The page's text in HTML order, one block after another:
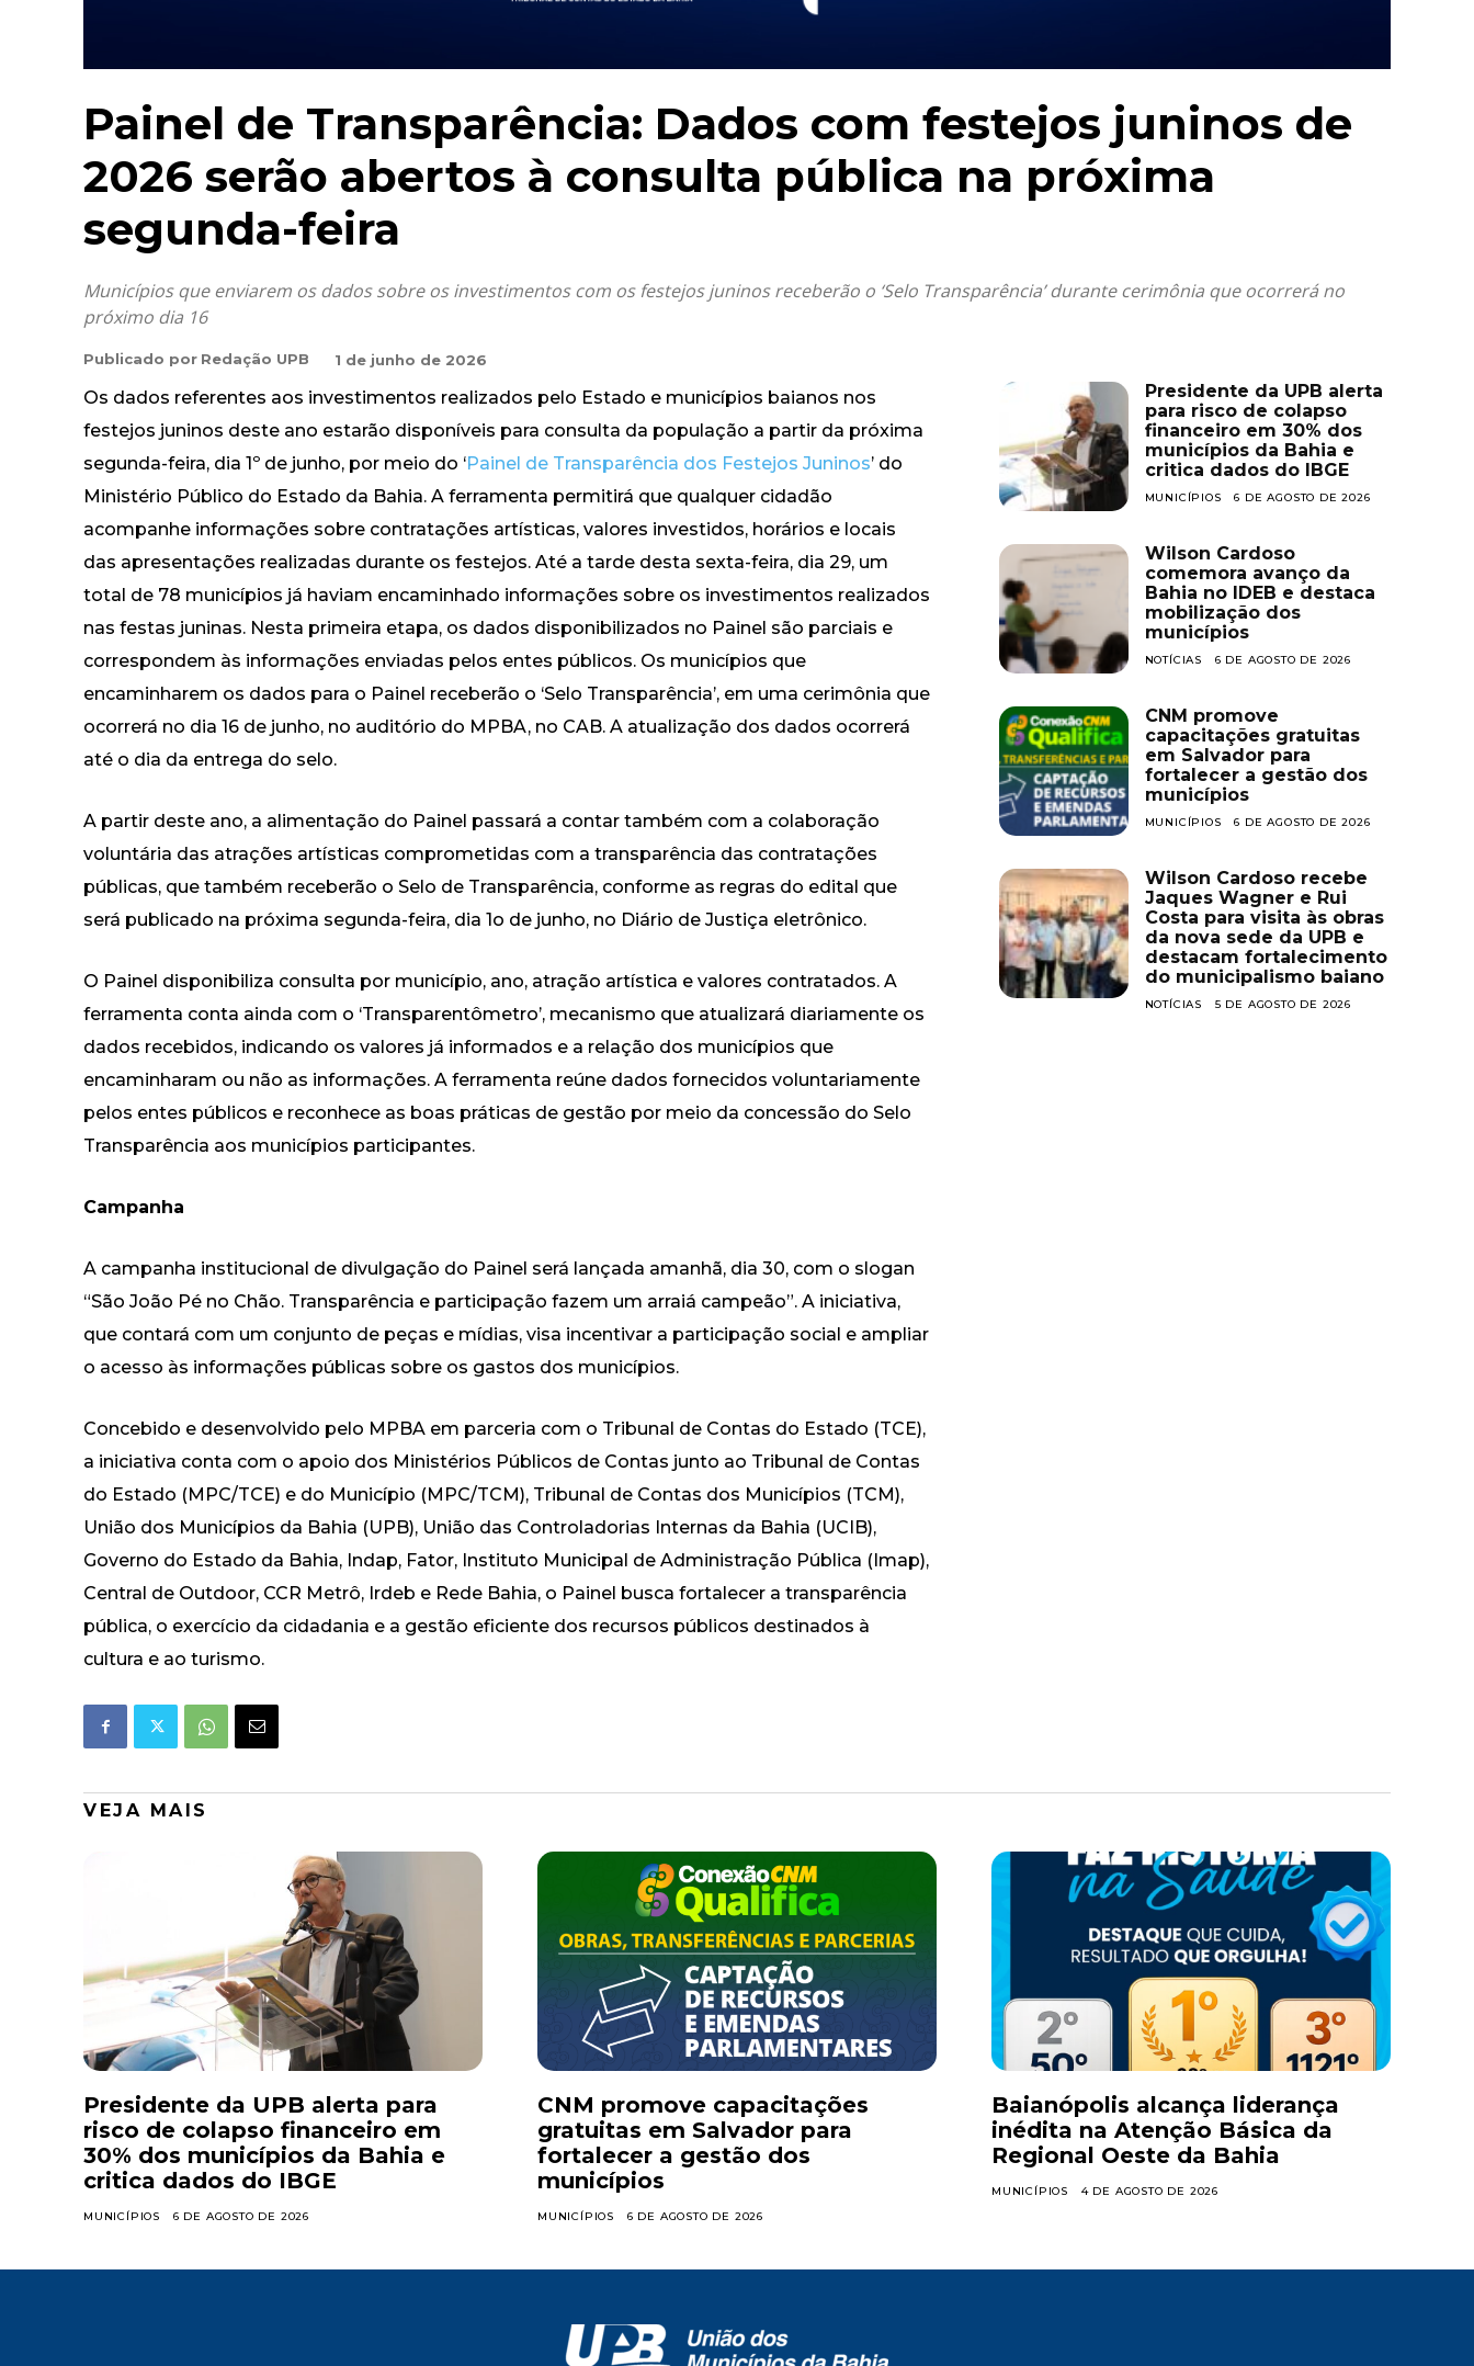
Painel de Transparência: Dados com festejos juninos de
2026 serão abertos à consulta pública na próxima
segunda-feira
Municípios que enviarem os dados sobre os investimentos com os festejos juninos receberão o ‘Selo Transparência’ durante cerimônia que ocorrerá no
próximo dia 16
Publicado por Redação UPB 1 de junho de 2026
Os dados referentes aos investimentos realizados pelo Estado e municípios baianos nos
festejos juninos deste ano estarão disponíveis para consulta da população a partir da próxima
segunda-feira, dia 1º de junho, por meio do ‘Painel de Transparência dos Festejos Juninos’ do
Ministério Público do Estado da Bahia. A ferramenta permitirá que qualquer cidadão
acompanhe informações sobre contratações artísticas, valores investidos, horários e locais
das apresentações realizadas durante os festejos. Até a tarde desta sexta-feira, dia 29, um
total de 78 municípios já haviam encaminhado informações sobre os investimentos realizados
nas festas juninas. Nesta primeira etapa, os dados disponibilizados no Painel são parciais e
correspondem às informações enviadas pelos entes públicos. Os municípios que
encaminharem os dados para o Painel receberão o ‘Selo Transparência’, em uma cerimônia que
ocorrerá no dia 16 de junho, no auditório do MPBA, no CAB. A atualização dos dados ocorrerá
até o dia da entrega do selo.
A partir deste ano, a alimentação do Painel passará a contar também com a colaboração
voluntária das atrações artísticas comprometidas com a transparência das contratações
públicas, que também receberão o Selo de Transparência, conforme as regras do edital que
será publicado na próxima segunda-feira, dia 1o de junho, no Diário de Justiça eletrônico.
O Painel disponibiliza consulta por município, ano, atração artística e valores contratados. A
ferramenta conta ainda com o ‘Transparentômetro’, mecanismo que atualizará diariamente os
dados recebidos, indicando os valores já informados e a relação dos municípios que
encaminharam ou não as informações. A ferramenta reúne dados fornecidos voluntariamente
pelos entes públicos e reconhece as boas práticas de gestão por meio da concessão do Selo
Transparência aos municípios participantes.
Campanha
A campanha institucional de divulgação do Painel será lançada amanhã, dia 30, com o slogan
“São João Pé no Chão. Transparência e participação fazem um arraiá campeão”. A iniciativa,
que contará com um conjunto de peças e mídias, visa incentivar a participação social e ampliar
o acesso às informações públicas sobre os gastos dos municípios.
Concebido e desenvolvido pelo MPBA em parceria com o Tribunal de Contas do Estado (TCE),
a iniciativa conta com o apoio dos Ministérios Públicos de Contas junto ao Tribunal de Contas
do Estado (MPC/TCE) e do Município (MPC/TCM), Tribunal de Contas dos Municípios (TCM),
União dos Municípios da Bahia (UPB), União das Controladorias Internas da Bahia (UCIB),
Governo do Estado da Bahia, Indap, Fator, Instituto Municipal de Administração Pública (Imap),
Central de Outdoor, CCR Metrô, Irdeb e Rede Bahia, o Painel busca fortalecer a transparência
pública, o exercício da cidadania e a gestão eficiente dos recursos públicos destinados à
cultura e ao turismo.
Presidente da UPB alerta
para risco de colapso
financeiro em 30% dos
municípios da Bahia e
critica dados do IBGE
MUNICÍPIOS 6 DE AGOSTO DE 2026
Wilson Cardoso
comemora avanço da
Bahia no IDEB e destaca
mobilização dos
municípios
NOTÍCIAS 6 DE AGOSTO DE 2026
CNM promove
capacitações gratuitas
em Salvador para
fortalecer a gestão dos
municípios
MUNICÍPIOS 6 DE AGOSTO DE 2026
Wilson Cardoso recebe
Jaques Wagner e Rui
Costa para visita às obras
da nova sede da UPB e
destacam fortalecimento
do municipalismo baiano
NOTÍCIAS 5 DE AGOSTO DE 2026
VEJA MAIS
Presidente da UPB alerta para
risco de colapso financeiro em
30% dos municípios da Bahia e
critica dados do IBGE
MUNICÍPIOS 6 DE AGOSTO DE 2026
CNM promove capacitações
gratuitas em Salvador para
fortalecer a gestão dos
municípios
MUNICÍPIOS 6 DE AGOSTO DE 2026
Baianópolis alcança liderança
inédita na Atenção Básica da
Regional Oeste da Bahia
MUNICÍPIOS 4 DE AGOSTO DE 2026